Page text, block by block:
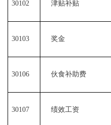
30102 津贴补贴
30103 奖金
30106 伙食补助费
30107 绩效工资